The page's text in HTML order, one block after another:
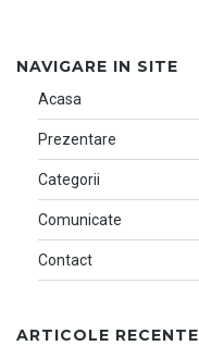
NAVIGARE IN SITE
Acasa
Prezentare
Categorii
Comunicate
Contact
ARTICOLE RECENTE